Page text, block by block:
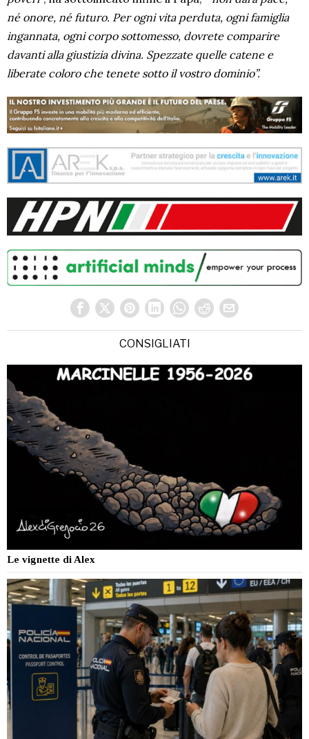
né onore, né futuro. Per ogni vita perduta, ogni famiglia
ingannata, ogni corpo sottomesso, dovrete comparire
davanti alla giustizia divina. Spezzate quelle catene e
liberate coloro che tenete sotto il vostro dominio”.
CONSIGLIATI
Le vignette di Alex